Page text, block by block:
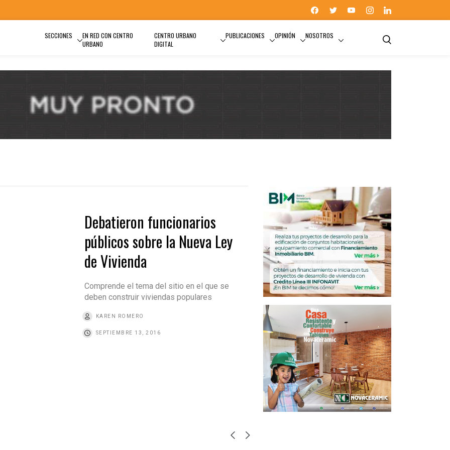
SECCIONES
EN RED CON CENTRO
URBANO
CENTRO URBANO
DIGITAL
PUBLICACIONES OPINIÓN NOSOTROS
Debatieron funcionarios
públicos sobre la Nueva Ley
de Vivienda
Comprende el tema del sitio en el que se
deben construir viviendas populares
KAREN ROMERO
SEPTIEMBRE 13, 2016